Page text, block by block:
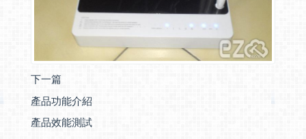
下一篇
產品功能介紹
產品效能測試